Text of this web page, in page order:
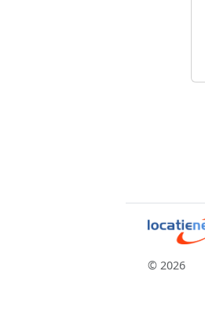
© 2026